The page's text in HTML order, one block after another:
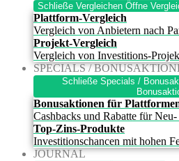
Schließe Vergleichen Öffne
Plattform-Vergleich
Vergleich von Anbietern nach
Projekt-Vergleich
Vergleich von Investitions-
SPECIALS /
Schließe Specials /
Bonusaktionen für
Cashbacks und Rabatte für
Top-Zins-Produkte
Investitionschancen mit hohen
JOURNAL